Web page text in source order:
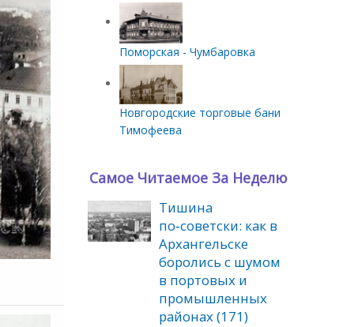
Поморская - Чумбаровка
Новгородские торговые бани
Тимофеева
Самое Читаемое За Неделю
Тишина
по‑советски: как в
Архангельске
боролись с шумом
в портовых и
промышленных
районах (171)